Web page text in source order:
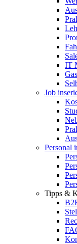
IT
Job
Personal
Tipps &